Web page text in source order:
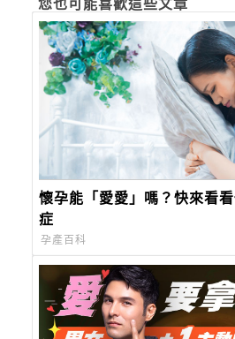
您也可能喜歡這些文章
懷孕能「愛愛」嗎？快來看
症
孕產百科